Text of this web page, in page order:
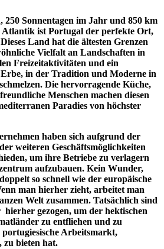
Sonnentagen im Jahr und 850 km
ist Portugal der perfekte Ort,
Land hat die ältesten Grenzen
Vielfalt an Landschaften in
Freizeitaktivitäten und ein
in der Tradition und Moderne in
Die hervorragende Küche,
Menschen machen diesen
Paradies von höchster
haben sich aufgrund der
weiteren Geschäftsmöglichkeiten
um ihre Betriebe zu verlagern
aufzubauen. Kein Wunder,
so schnell wie der europäische
man hierher zieht, arbeitet man
Welt zusammen. Tatsächlich sind
gezogen, um der hektischen
zu entfliehen und zu
Arbeitsmarkt,
bieten hat.